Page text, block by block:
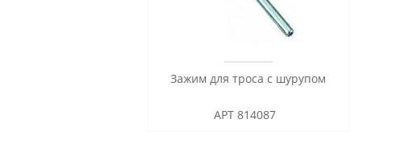
Зажим для троса с шурупом
АРТ 814087